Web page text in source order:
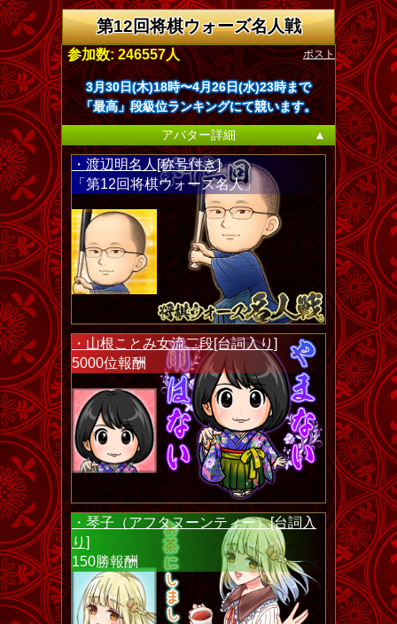
第12回将棋ウォーズ名人戦
ポスト
参加数: 246557人
3月30日(木)18時〜4月26日(水)23時まで
「最高」段級位ランキングにて競います。
アバター詳細
▲
・渡辺明名人[称号付き]
「第12回将棋ウォーズ名人」
・山根ことみ女流二段[台詞入り]
5000位報酬
・琴子（アフタヌーンティー）[台詞入
り]
150勝報酬